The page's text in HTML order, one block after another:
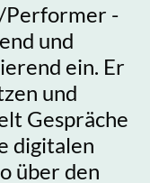
Performer -
und
ein. Er
und
Gespräche
digitalen
über den